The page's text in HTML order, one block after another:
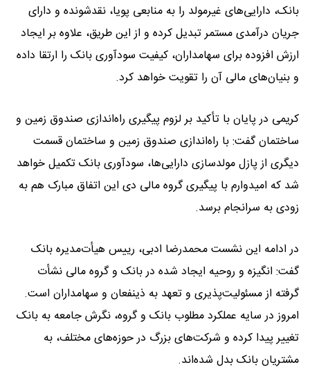
بانک، دارایی‌های غیرمولد را به منابعی پویا، نقدشونده و دارای
جریان درآمدی مستمر تبدیل کرده و از این طریق، علاوه بر ایجاد
ارزش افزوده برای سهامداران، کیفیت سودآوری بانک را ارتقا داده
و بنیان‌های مالی آن را تقویت خواهد کرد.
کریمی در پایان با تأکید بر لزوم پیگیری راه‌اندازی صندوق زمین و
ساختمان گفت: با راه‌اندازی صندوق زمین و ساختمان قسمت
دیگری از پازل مولدسازی دارایی‌ها، سودآوری بانک تکمیل خواهد
شد که امیدوارم با پیگیری گروه مالی دی این اتفاق مبارک هم به
زودی به سرانجام برسد.
در ادامه این نشست محمدرضا ادبی، رییس هیأت‌مدیره بانک
گفت: انگیزه و روحیه ایجاد شده در بانک و گروه مالی نشأت
گرفته از مسئولیت‌پذیری و تعهد به ذینفعان و سهامداران است.
امروز در سایه عملکرد مطلوب بانک و گروه، نگرش جامعه به بانک
تغییر پیدا کرده و شرکت‌های بزرگ در حوزه‌های مختلف، به
مشتریان بانک بدل شده‌اند.